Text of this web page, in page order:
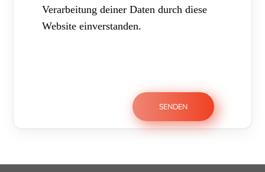
Verarbeitung deiner Daten durch diese
Website einverstanden.